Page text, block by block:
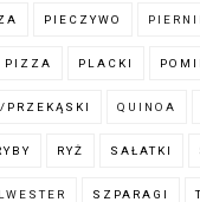
PIECZYWO
PIZZA PLACKI
PRZEKĄSKI QUINOA
RYŻ SAŁATKI
SZPARAGI